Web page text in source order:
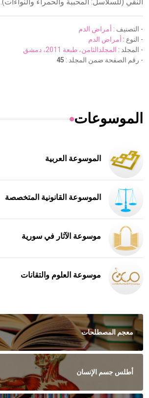
- التصنيف : أمراض الدم
- النوع : أمراض الدم
- المجلد : المجلدالثامن، طبعة 2011، دمشق
- رقم الصفحة ضمن المجلد : 45
الموسوعات
الموسوعة العربية
الموسوعة القانونية المتخصصة
موسوعة الآثار في سورية
موسوعة العلوم والتقانات
معجم المصطلحات
أطلس جسم الإنسان